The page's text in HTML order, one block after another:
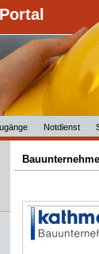
Notdienst